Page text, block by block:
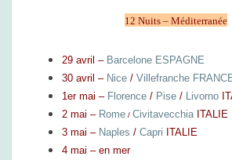
12 Nuits – Méditerranée
29 avril – Barcelone ESPAGNE
30 avril – Nice / Villefranche
1er mai – Florence / Pise / Livorno
2 mai – Rome / Civitavecchia ITALIE
3 mai – Naples / Capri ITALIE
4 mai – en mer